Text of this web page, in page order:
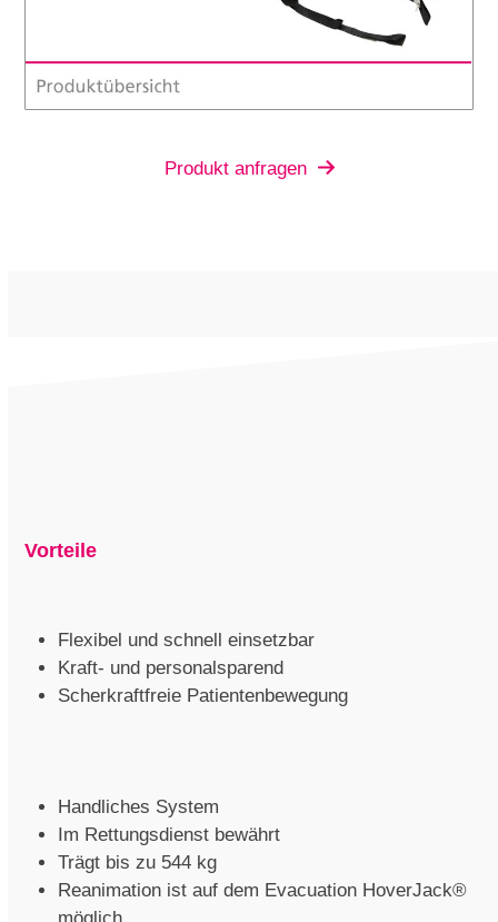
Produkt anfragen
Vorteile
Flexibel und schnell einsetzbar
Kraft- und personalsparend
Scherkraftfreie Patientenbewegung
Handliches System
Im Rettungsdienst bewährt
Trägt bis zu 544 kg
Reanimation ist auf dem Evacuation HoverJack®